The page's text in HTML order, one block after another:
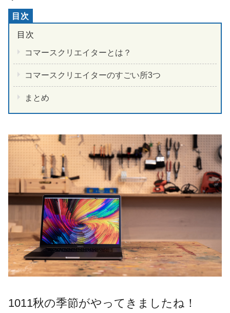
コマースクリエイターとは？
コマースクリエイターのすごい所3つ
まとめ
1011秋の季節がやってきましたね！